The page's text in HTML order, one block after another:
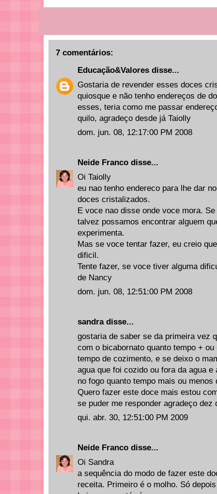
7 comentários:
Educação&Valores disse...
Gostaria de revender esses doces
quiosque e não tenho endereços de
esses, teria como me passar
quilo, agradeço desde já Taiolly
dom. jun. 08, 12:17:00 PM 2008
Neide Franco disse...
Oi Taiolly
eu nao tenho endereco para lhe dar
doces cristalizados.
E voce nao disse onde voce mora.
talvez possamos encontrar alguem
experimenta.
Mas se voce tentar fazer, eu creio
dificil.
Tente fazer, se voce tiver alguma
de Nancy
dom. jun. 08, 12:51:00 PM 2008
sandra disse...
gostaria de saber se da primeira vez
com o bicabornato quanto tempo +
tempo de cozimento, e se deixo o
agua que foi cozido ou fora da agua
no fogo quanto tempo mais ou menos
Quero fazer este doce mais estou
se puder me responder agradeço dez
qui. abr. 30, 12:51:00 PM 2009
Neide Franco disse...
Oi Sandra
a sequência do modo de fazer este
receita. Primeiro é o molho. Só